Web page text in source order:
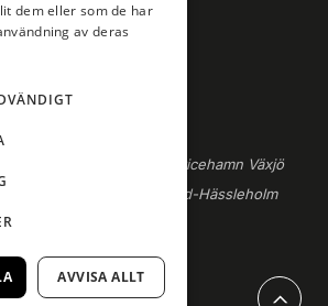
av Borås-Ulricehamn Växjö
Kristianstad-Hässleholm
.
dem eller som de har
av deras
AVVISA ALLT